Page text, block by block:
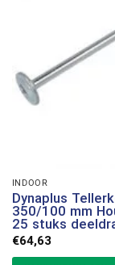
INDOOR
Dynaplus
350/100 mm
25 stuks
€64,63